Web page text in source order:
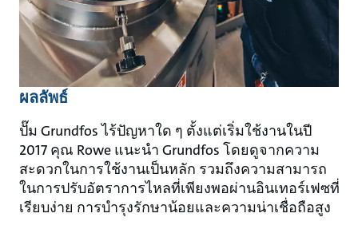
ผลลัพธ์
ปั๊ม Grundfos ไร้ปัญหาใด ๆ ตั้งแต่เริ่มใช้งานในปี
2017 คุณ Rowe แนะนํา Grundfos โดยดูจากความ
สะดวกในการใช้งานเป็นหลัก รวมถึงความสามารถ
ในการปรับอัตราการไหลที่เพียงพอผ่านอินเทอร์เฟซที่
เรียบง่าย การบํารุงรักษาน้อยและความน่าเชื่อถือสูง